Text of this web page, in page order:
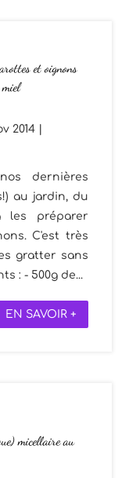
et oignons
2014
dernières
au jardin, du
les préparer
C'est très
gratter sans
: - 500g de...
EN SAVOIR +
micellaire au